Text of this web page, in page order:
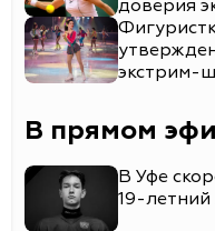
доверия
экстрим-
В прямом
В Уфе
19-